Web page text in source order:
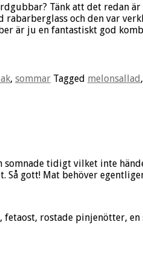
Tänk att det redan
rabarberglass och den var
är ju en fantastiskt god
, sommar Tagged melonsallad ,
tidigt vilket inte
Så gott! Mat behöver
fetaost, rostade pinjenötter,